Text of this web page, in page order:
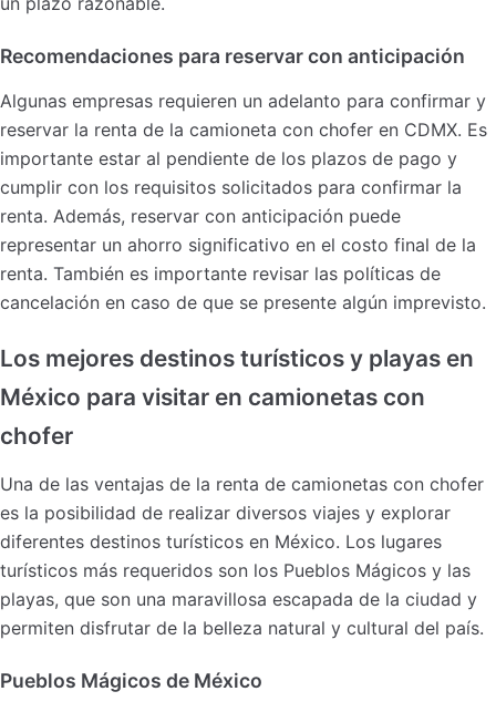
Recomendaciones para reservar con anticipación
Algunas empresas requieren un adelanto para confirmar y
reservar la renta de la camioneta con chofer en CDMX. Es
importante estar al pendiente de los plazos de pago y
cumplir con los requisitos solicitados para confirmar la
renta. Además, reservar con anticipación puede
representar un ahorro significativo en el costo final de la
renta. También es importante revisar las políticas de
cancelación en caso de que se presente algún imprevisto.
Los mejores destinos turísticos y playas en
México para visitar en camionetas con
chofer
Una de las ventajas de la renta de camionetas con chofer
es la posibilidad de realizar diversos viajes y explorar
diferentes destinos turísticos en México. Los lugares
turísticos más requeridos son los Pueblos Mágicos y las
playas, que son una maravillosa escapada de la ciudad y
permiten disfrutar de la belleza natural y cultural del país.
Pueblos Mágicos de México